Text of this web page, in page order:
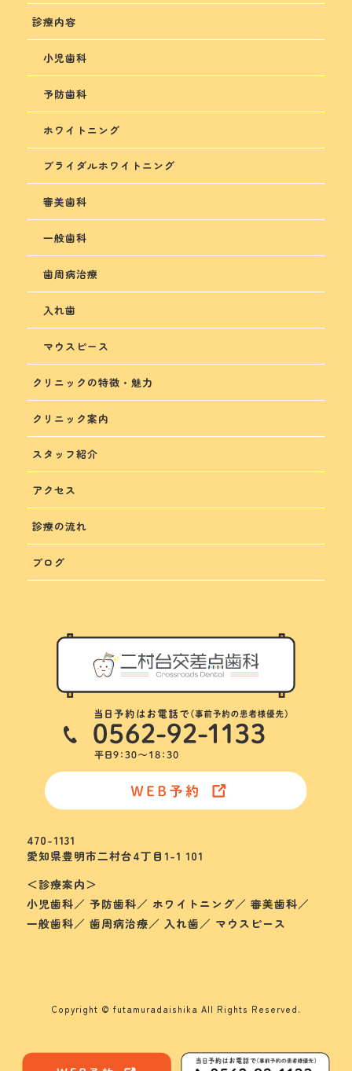
470-1131
愛知県豊明市二村台4丁目1-1 101
＜診療案内＞
小児歯科／ 予防歯科／ ホワイトニング／ 審美歯科／
一般歯科／ 歯周病治療／ 入れ歯／ マウスピース
診療内容
小児歯科
予防歯科
ホワイトニング
ブライダルホワイトニング
審美歯科
一般歯科
歯周病治療
入れ歯
マウスピース
クリニックの特徴・魅力
クリニック案内
スタッフ紹介
アクセス
診療の流れ
ブログ
Copyright © futamuradaishika All Rights Reserved.